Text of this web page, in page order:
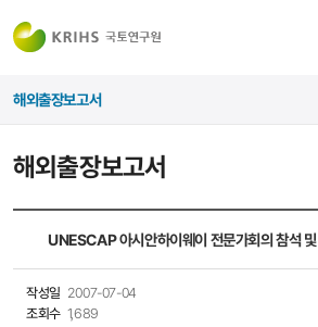
해외출장보고서
해외출장보고서
UNESCAP 아시안하이웨이 전문가회의 참석
작성일 2007-07-04
조회수 1,689